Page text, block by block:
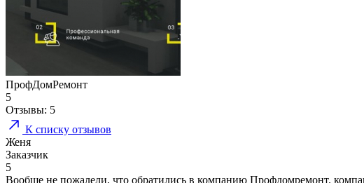
ПрофДомРемонт
5
Отзывы: 5
К списку отзывов
Женя
Заказчик
5
Вообще не пожалели, что обратились в компанию Профдомремонт.